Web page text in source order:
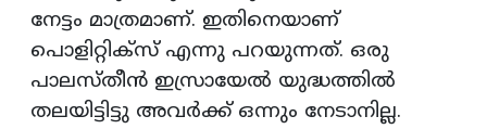
നേട്ടം മാത്രമാണ്. ഇതിനെയാണ്
പൊളിറ്റിക്‌സ് എന്നു പറയുന്നത്. ഒരു
പാലസ്തീന്‍ ഇസ്രായേല്‍ യുദ്ധത്തില്‍
തലയിട്ടിട്ടു അവര്‍ക്ക് ഒന്നും നേടാനില്ല.